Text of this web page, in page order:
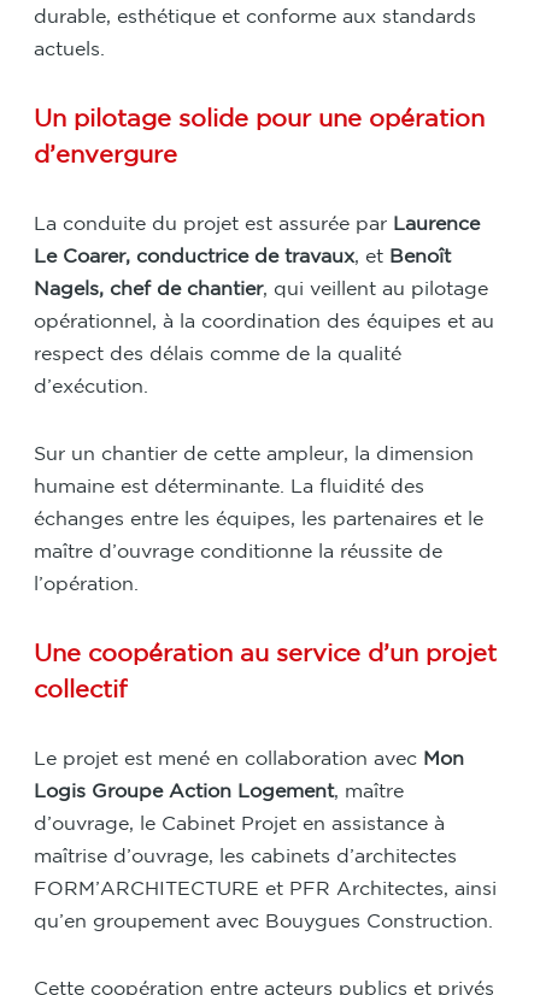
durable, esthétique et conforme aux standards
actuels.
Un pilotage solide pour une opération
d’envergure
La conduite du projet est assurée par Laurence
Le Coarer, conductrice de travaux, et Benoît
Nagels, chef de chantier, qui veillent au pilotage
opérationnel, à la coordination des équipes et au
respect des délais comme de la qualité
d’exécution.
Sur un chantier de cette ampleur, la dimension
humaine est déterminante. La fluidité des
échanges entre les équipes, les partenaires et le
maître d’ouvrage conditionne la réussite de
l’opération.
Une coopération au service d’un projet
collectif
Le projet est mené en collaboration avec Mon
Logis Groupe Action Logement, maître
d’ouvrage, le Cabinet Projet en assistance à
maîtrise d’ouvrage, les cabinets d’architectes
FORM’ARCHITECTURE et PFR Architectes, ainsi
qu’en groupement avec Bouygues Construction.
Cette coopération entre acteurs publics et privés